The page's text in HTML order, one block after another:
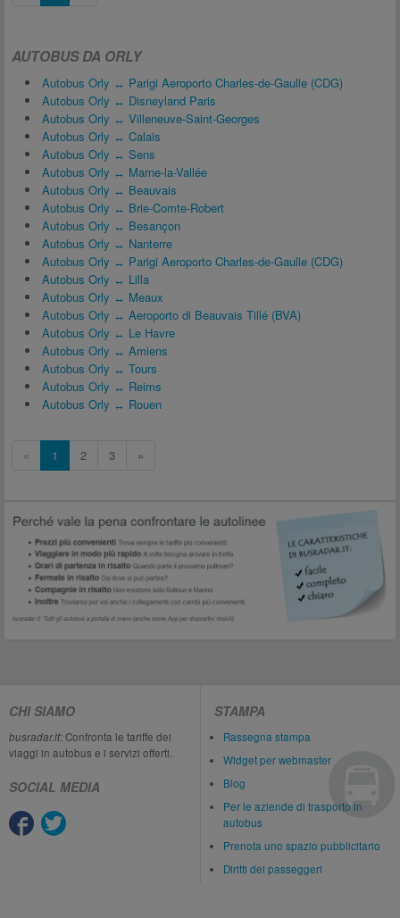
AUTOBUS DA ORLY
Autobus Orly ↔ Parigi Aeroporto Charles-de-Gaulle (CDG)
Autobus Orly ↔ Disneyland Paris
Autobus Orly ↔ Villeneuve-Saint-Georges
Autobus Orly ↔ Calais
Autobus Orly ↔ Sens
Autobus Orly ↔ Marne-la-Vallée
Autobus Orly ↔ Beauvais
Autobus Orly ↔ Brie-Comte-Robert
Autobus Orly ↔ Besançon
Autobus Orly ↔ Nanterre
Autobus Orly ↔ Parigi Aeroporto Charles-de-Gaulle (CDG)
Autobus Orly ↔ Lilla
Autobus Orly ↔ Meaux
Autobus Orly ↔ Aeroporto di Beauvais Tillé (BVA)
Autobus Orly ↔ Le Havre
Autobus Orly ↔ Amiens
Autobus Orly ↔ Tours
Autobus Orly ↔ Reims
Autobus Orly ↔ Rouen
« 1 2 3 »
CHI SIAMO
busradar.it: Confronta le tariffe dei
viaggi in autobus e i servizi offerti.
SOCIAL MEDIA
STAMPA
Rassegna stampa
Widget per webmaster
Blog
Per le aziende di trasporto in
autobus
Prenota uno spazio pubblicitario
Diritti dei passeggeri